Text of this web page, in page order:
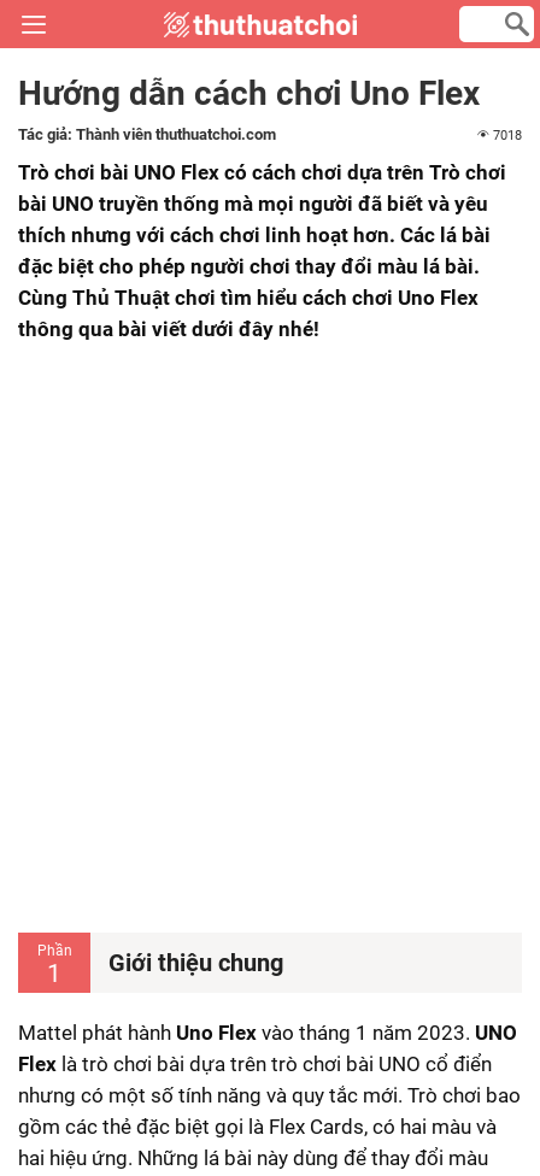
Hướng dẫn cách chơi Uno Flex
Tác giả: Thành viên thuthuatchoi.com 7018
Trò chơi bài UNO Flex có cách chơi dựa trên Trò chơi
bài UNO truyền thống mà mọi người đã biết và yêu
thích nhưng với cách chơi linh hoạt hơn. Các lá bài
đặc biệt cho phép người chơi thay đổi màu lá bài.
Cùng Thủ Thuật chơi tìm hiểu cách chơi Uno Flex
thông qua bài viết dưới đây nhé!
Phần
1 Giới thiệu chung
Mattel phát hành Uno Flex vào tháng 1 năm 2023. UNO
Flex là trò chơi bài dựa trên trò chơi bài UNO cổ điển
nhưng có một số tính năng và quy tắc mới. Trò chơi bao
gồm các thẻ đặc biệt gọi là Flex Cards, có hai màu và
hai hiệu ứng. Những lá bài này dùng để thay đổi màu